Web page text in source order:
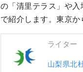
の「清里テラス」や
で紹介します。東京
ライター
山梨県北